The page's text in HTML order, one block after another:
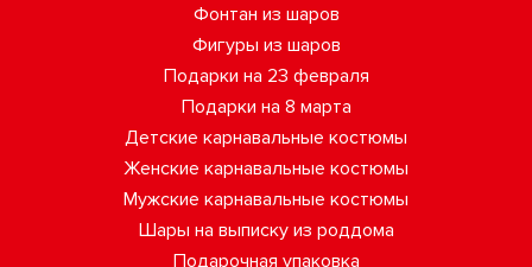
Фонтан из шаров
Фигуры из шаров
Подарки на 23 февраля
Подарки на 8 марта
Детские карнавальные костюмы
Женские карнавальные костюмы
Мужские карнавальные костюмы
Шары на выписку из роддома
Подарочная упаковка